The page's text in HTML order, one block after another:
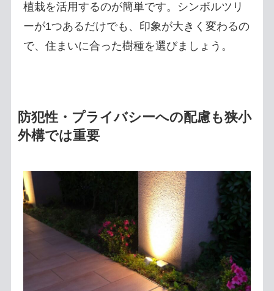
植栽を活用するのが簡単です。シンボルツリ
ーが1つあるだけでも、印象が大きく変わるの
で、住まいに合った樹種を選びましょう。
防犯性・プライバシーへの配慮も狭小
外構では重要